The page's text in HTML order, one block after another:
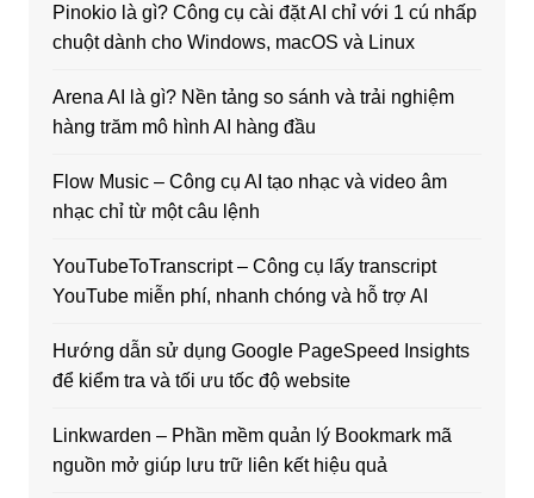
Pinokio là gì? Công cụ cài đặt AI chỉ với 1 cú nhấp
chuột dành cho Windows, macOS và Linux
Arena AI là gì? Nền tảng so sánh và trải nghiệm
hàng trăm mô hình AI hàng đầu
Flow Music – Công cụ AI tạo nhạc và video âm
nhạc chỉ từ một câu lệnh
YouTubeToTranscript – Công cụ lấy transcript
YouTube miễn phí, nhanh chóng và hỗ trợ AI
Hướng dẫn sử dụng Google PageSpeed Insights
để kiểm tra và tối ưu tốc độ website
Linkwarden – Phần mềm quản lý Bookmark mã
nguồn mở giúp lưu trữ liên kết hiệu quả